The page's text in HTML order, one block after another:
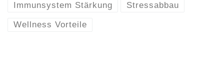
Immunsystem Stärkung Stressabbau
Wellness Vorteile